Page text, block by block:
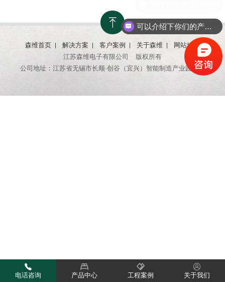
森维首页 解决方案 客户案例 关于森维
网站地图
江苏森维电子有限公司
版权所有
公司地址：江苏省无锡市长顺·创谷（宜兴）智能制造产业园15栋
电话咨询 产品中心 工程案例 关于我们
可以介绍下你们的产品么？